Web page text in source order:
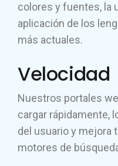
colores y fuentes, la
aplicación de los
más actuales.
Velocidad
Nuestros portales
cargar rápidamente,
del usuario y mejora
motores de